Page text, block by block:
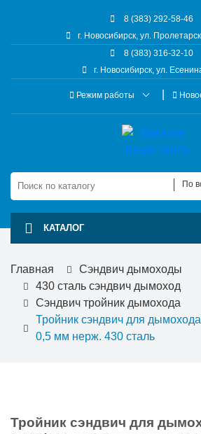
8 (383) 292-58-46
г. Новосибирск, ул.
8 (383) 316-32-10
г. Новосибирск, ул.
Режим работы
По
КАТАЛОГ
Главная
Сэндвич дымоходы
430 сталь сэндвич дымоход
Сэндвич тройник дымохода
Тройник сэндвич для
0,5 мм нерж. 430 сталь
Тройник сэндвич для